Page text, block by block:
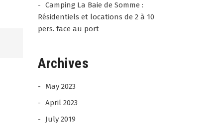
Camping La Baie de Somme :
Résidentiels et locations de 2 à 10
pers. face au port
Archives
May 2023
April 2023
July 2019
Jean - Paul
Séjour très agréable merci
Experience date 25/07/26